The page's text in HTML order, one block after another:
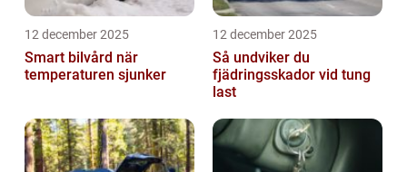
12 december 2025
Smart bilvård när
temperaturen sjunker
12 december 2025
Så undviker du
fjädringsskador vid tung
last